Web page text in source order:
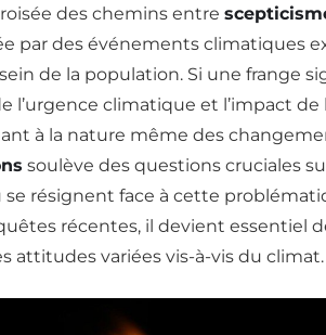
des chemins entre
par des événements climatiques
de la population. Si une frange
l’urgence climatique et l’impact
à la nature même des
soulève des questions cruciales
se résignent face à cette
récentes, il devient essentiel
attitudes variées vis-à-vis du climat.